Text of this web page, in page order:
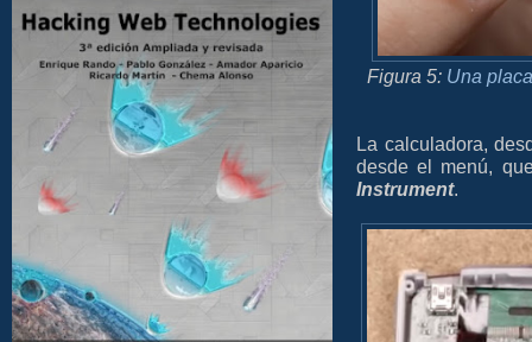
Figura 5: Una
La calculadora,
desde el menú,
Instrument.